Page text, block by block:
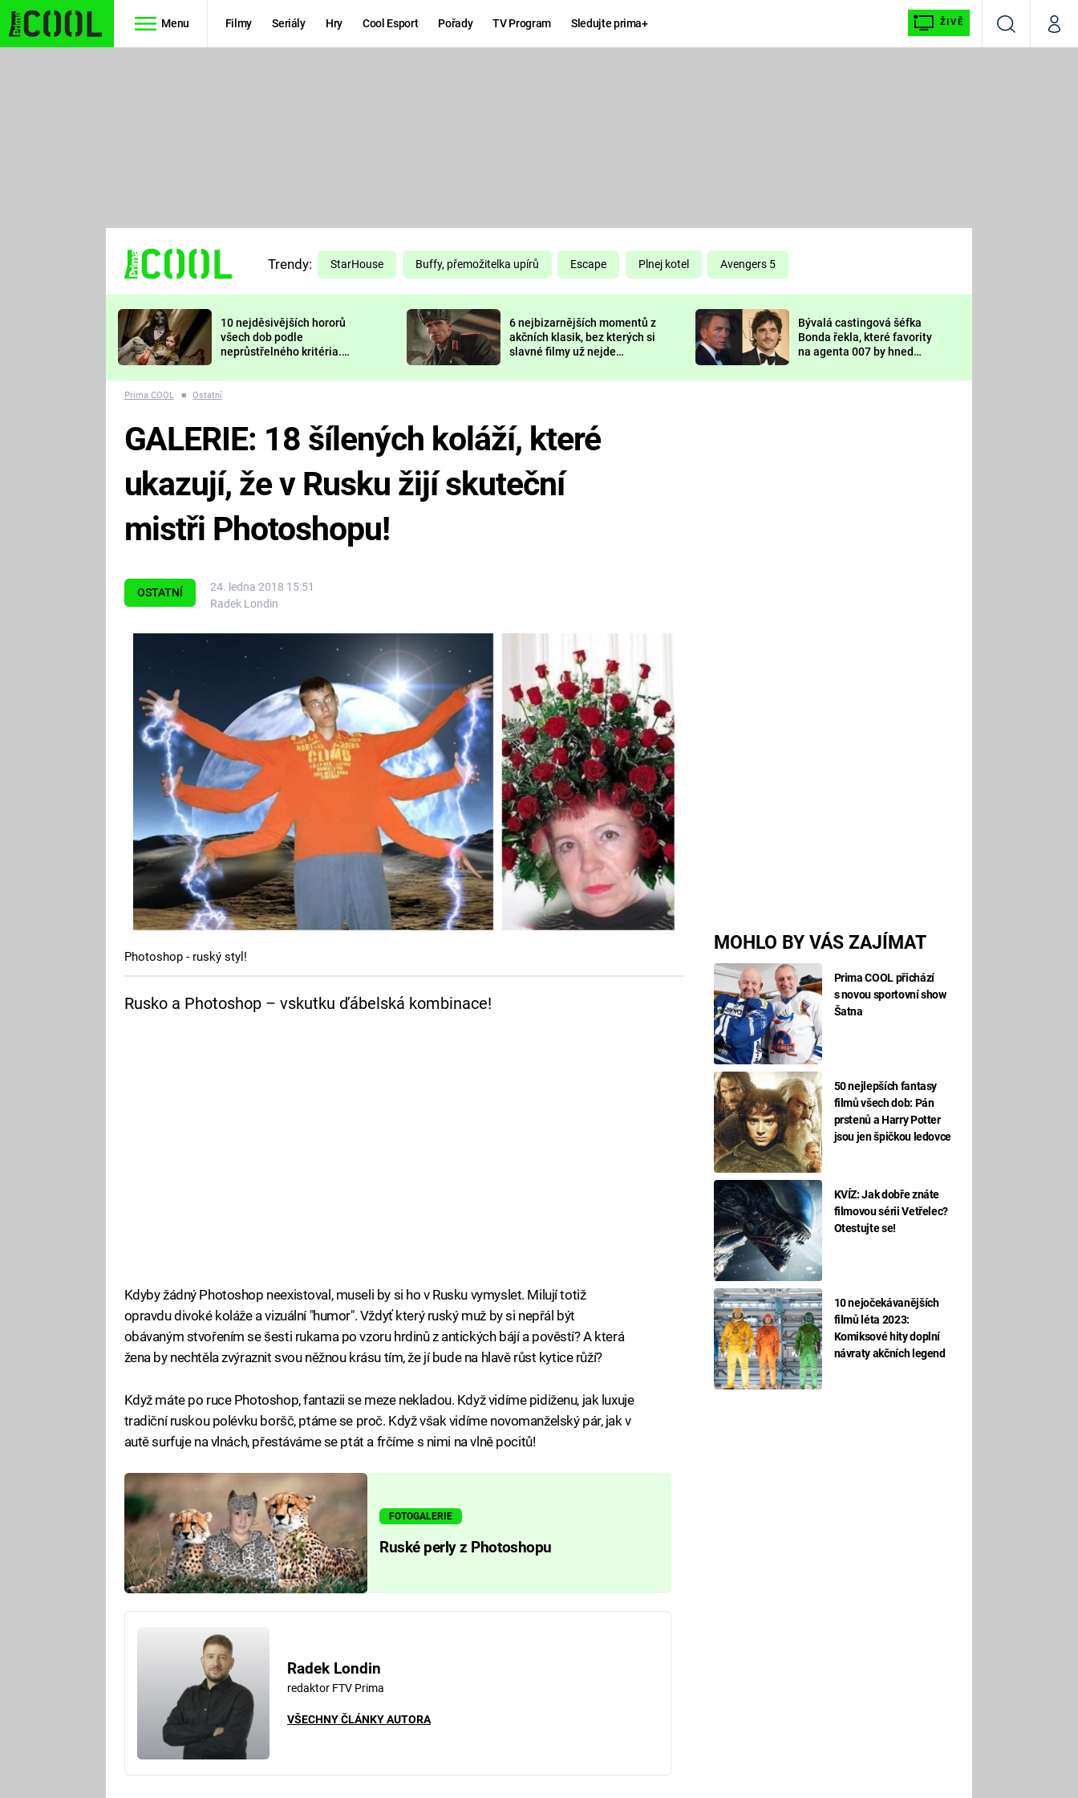
Menu Filmy Seriály Hry Cool Esport Pořady TV Program Sledujte prima+ ŽIVĚ
VyhledáváníMůj
TŘESKU
FUTURAMA
PREDÁTOR
DELIVERANCE
KOMEDIE
CHUCK
NORRIS
DEADPOOL
Prima LAJK
Sledujte nás
Trendy: StarHouse Buffy, přemožitelka upírů Escape Plnej kotel Avengers 5
10 nejděsivějších hororů
všech dob podle
neprůstřelného kritéria.
nejvíc zvednou tep?
6 nejbizarnějších momentů z
akčních klasik, bez kterých si
slavné filmy už nejde
Bývalá castingová šéfka
Bonda řekla, které favority
na agenta 007 by hned
Prima COOL ■ Ostatní
OSTATNÍ
24. ledna 2018 15:51
Radek Londin
MOHLO BY VÁS ZAJÍMAT
Prima COOL přichází
s novou sportovní show
Šatna
50 nejlepších fantasy
filmů všech dob: Pán
prstenů a Harry Potter
jsou jen špičkou ledovce
KVÍZ: Jak dobře znáte
filmovou sérii Vetřelec?
Otestujte se!
10 nejočekávanějších
filmů léta 2023:
Komiksové hity doplní
návraty akčních legend
GALERIE: 18 šílených koláží, které
ukazují, že v Rusku žijí skuteční
mistři Photoshopu!
Photoshop - ruský styl!
Rusko a Photoshop – vskutku ďábelská kombinace!
Kdyby žádný Photoshop neexistoval, museli by si ho v Rusku vymyslet. Milují totiž
opravdu divoké koláže a vizuální "humor". Vždyť který ruský muž by si nepřál být
obávaným stvořením se šesti rukama po vzoru hrdinů z antických bájí a pověstí? A která
žena by nechtěla zvýraznit svou něžnou krásu tím, že jí bude na hlavě růst kytice růží?
Když máte po ruce Photoshop, fantazii se meze nekladou. Když vidíme pidiženu, jak luxuje
tradiční ruskou polévku boršč, ptáme se proč. Když však vidíme novomanželský pár, jak v
autě surfuje na vlnách, přestáváme se ptát a frčíme s nimi na vlně pocitů!
FOTOGALERIE
Ruské perly z Photoshopu
Radek Londin
redaktor FTV Prima
VŠECHNY ČLÁNKY AUTORA